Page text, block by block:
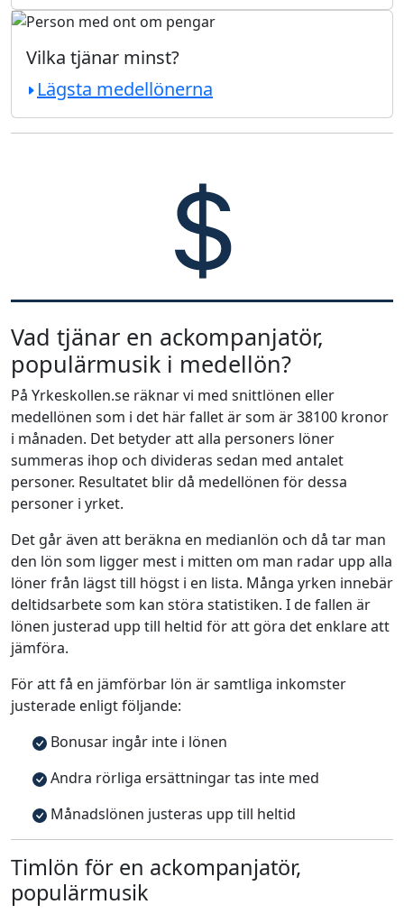
Vilka tjänar minst?
Lägsta medellönerna
Vad tjänar en ackompanjatör,
populärmusik i medellön?
På Yrkeskollen.se räknar vi med snittlönen eller
medellönen som i det här fallet är som är 38100 kronor
i månaden. Det betyder att alla personers löner
summeras ihop och divideras sedan med antalet
personer. Resultatet blir då medellönen för dessa
personer i yrket.
Det går även att beräkna en medianlön och då tar man
den lön som ligger mest i mitten om man radar upp alla
löner från lägst till högst i en lista. Många yrken innebär
deltidsarbete som kan störa statistiken. I de fallen är
lönen justerad upp till heltid för att göra det enklare att
jämföra.
För att få en jämförbar lön är samtliga inkomster
justerade enligt följande:
Bonusar ingår inte i lönen
Andra rörliga ersättningar tas inte med
Månadslönen justeras upp till heltid
Timlön för en ackompanjatör,
populärmusik